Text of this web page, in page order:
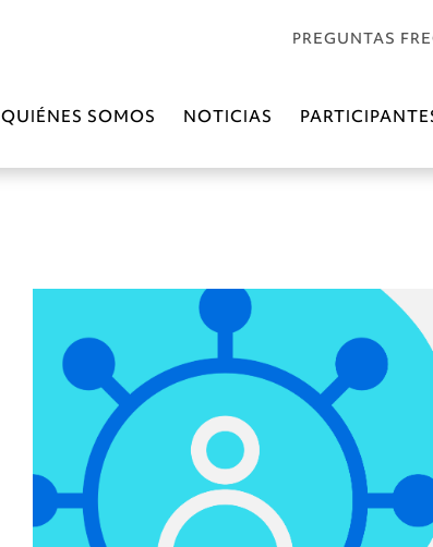
PREGUNTAS
QUIÉNES SOMOS NOTICIAS